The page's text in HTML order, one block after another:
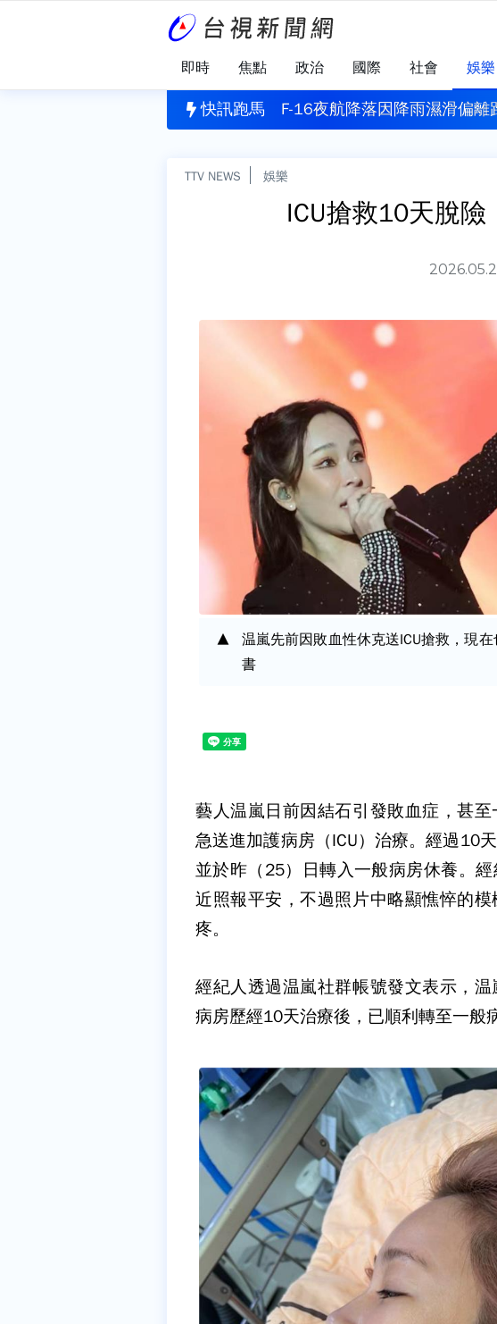
即時 焦點 政治 國際 社會 娛樂
快訊跑馬
出血還嗆「別裝了」 工人不認錯重判10年4月F-16夜航降落因降雨濕滑偏離
TTV NEWS 娛樂
ICU搶救10天脫
温嵐先前因敗血性休克送ICU搶救，現
書
藝人温嵐日前因結石引發敗血症，甚
急送進加護病房（ICU）治療。經過10
並於昨（25）日轉入一般病房休養。
近照報平安，不過照片中略顯憔悴的
疼。
經紀人透過温嵐社群帳號發文表示，
病房歷經10天治療後，已順利轉至一般